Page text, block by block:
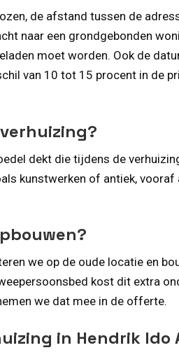
de afstand tussen de
naar een grondgebonden
moet worden. Ook de
van 10 tot 15 procent in de
dekt die tijdens de
kunstwerken of antiek,
we op de oude locatie en
kost dit extra
we dat mee in de offerte.
in Hendrik Ido